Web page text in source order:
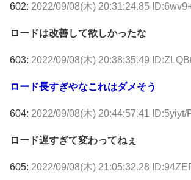
602: 2022/09/08(木) 20:31:24.85
ロードは改善して欲しかったな
603: 2022/09/08(木) 20:38:35.49
ロード長すぎやなこれはダメそう
604: 2022/09/08(木) 20:44:57.41 ID:5yiyt/
ロード遅すぎて変わってねぇ
605: 2022/09/08(木) 21:05:32.28